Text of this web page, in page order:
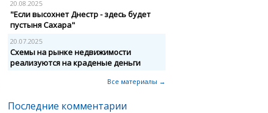
20.08.2025
"Если высохнет Днестр - здесь будет
пустыня Сахара"
20.07.2025
Схемы на рынке недвижимости
реализуются на краденые деньги
Все материалы →
Последние комментарии